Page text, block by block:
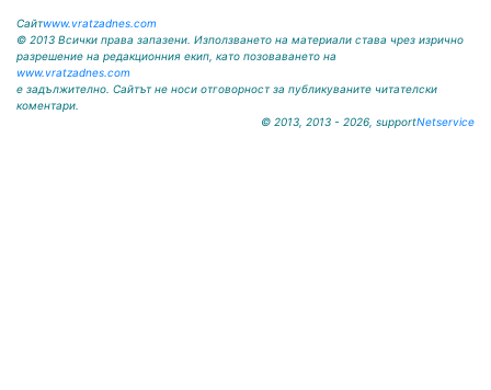
Сайтwww.vratzadnes.com
© 2013 Всички права запазени. Използването на материали става чрез изрично
разрешение на редакционния екип, като позоваването на
www.vratzadnes.com
е задължително. Сайтът не носи отговорност за публикуваните читателски
коментари.
© 2013, 2013 - 2026, supportNetservice